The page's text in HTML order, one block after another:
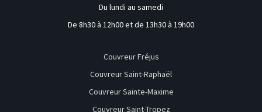
Du lundi au samedi
De 8h30 à 12h00 et de 13h30 à 19h00
Couvreur Fréjus
Couvreur Saint-Raphaël
Couvreur Sainte-Maxime
Couvreur Saint-Tropez